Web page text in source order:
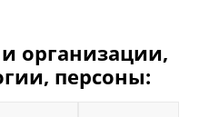
организации,
персоны: